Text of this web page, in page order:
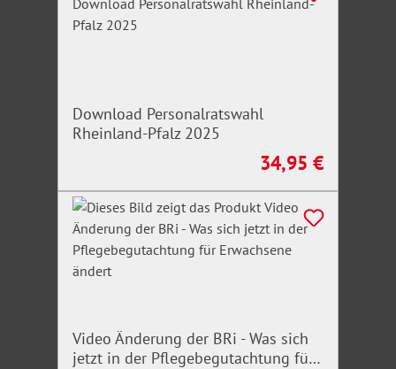
Download Personalratswahl
Rheinland-Pfalz 2025
Regulärer Preis:
34,95 €
Video Änderung der BRi - Was sich
jetzt in der Pflegebegutachtung für